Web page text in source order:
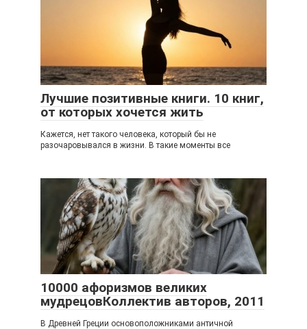
Лучшие позитивные книги. 10 книг,
от которых хочется жить
Кажется, нет такого человека, который бы не
разочаровывался в жизни. В такие моменты все
10000 афоризмов великих
мудрецовКоллектив авторов, 2011
В Древней Греции основоположниками античной